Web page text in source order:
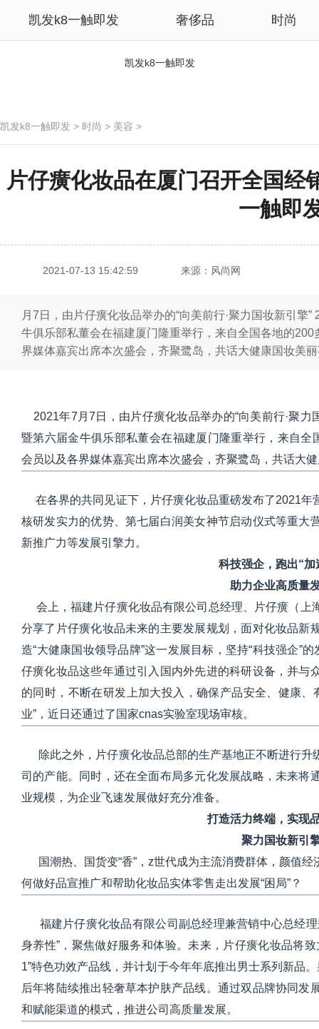
凯发k8一触即发 奢侈品 时尚
凯发k8一触即发
凯发k8一触即发 > 时尚 > 美容 >
片仔癀化妆品在厦门召开全国经
一触即
2021-07-13 15:42:59 来源：风尚网
月7日，由片仔癀化妆品举办的“向美前行·聚力国妆新引擎
牛俱乐部私董会在福建厦门隆重举行，来自全国各地的
界媒体嘉宾出席本次盛会，齐聚鹭岛，共话大健康国妆美
2021年7月7日，由片仔癀化妆品举办的“向美前行·聚力
暨第六届金牛俱乐部私董会在福建厦门隆重举行，来自
会员以及各界媒体嘉宾出席本次盛会，齐聚鹭岛，共话大
在各界的共同见证下，片仔癀化妆品重磅发布了2021年
核研发实力的优势、第七届白润美女神节启动仪式等重大
新推广力等发展引擎力。
科技强企，跑出“加
助力企业高质量
会上，福建片仔癀化妆品有限公司总经理、片仔癀（上
分享了片仔癀化妆品未来的主要发展规划，面对化妆品新
造“大健康国妆领导品牌”这一发展目标，坚持“科技强企”
仔癀化妆品这些年通过引入国内外先进的科研设备，并与
的同时，不断在研发上加大投入，确保产品安全、健康
业”，近日还通过了国家cnas实验室现场审核。
除此之外，片仔癀化妆品总部的生产基地正不断进行升
司的产能。同时，还在全面布局多元化发展战略，未来将
业规模，为企业飞速发展做好充分准备。
打造活力终端，实现
聚力国妆新引
国潮热、国货变“香”，z世代成为主流消费群体，颜值经
何做好品宣推广和帮助化妆品实体零售走出发展“困局”？
福建片仔癀化妆品有限公司副总经理兼营销中心总经理
身养性”，聚焦做好服务和体验。未来，片仔癀化妆品将
1”特色功效产品线，并计划于今年年底推出男士系列新品
后年将陆续推出轻奢草本护肤产品线。通过双品牌协同发
和赋能渠道的模式，推进公司高质量发展。